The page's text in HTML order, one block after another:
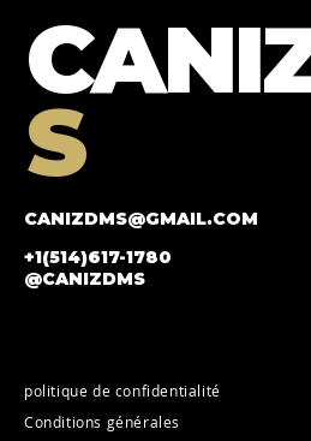
S
CANIZDMS@GMAIL.COM
+1(514)617-1780
@CANIZDMS
politique de confidentialité
Conditions générales